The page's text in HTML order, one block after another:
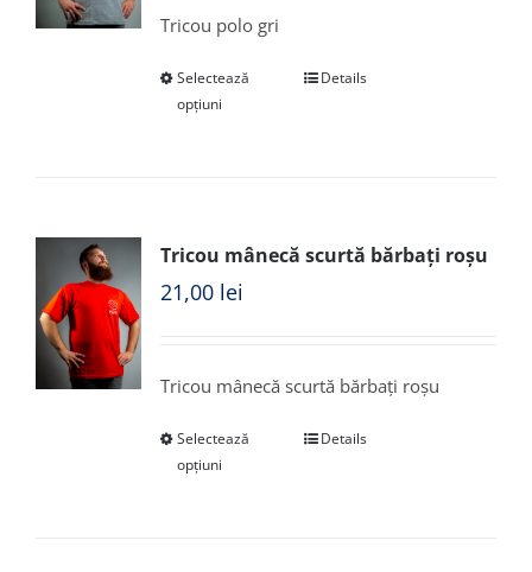
Tricou polo gri
Selectează
opțiuni
Details
Tricou mânecă scurtă bărbați roșu
21,00 lei
Tricou mânecă scurtă bărbați roșu
Selectează
opțiuni
Details